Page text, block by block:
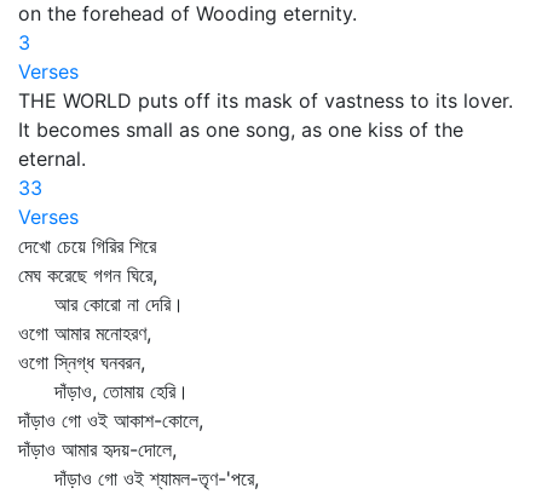
on the forehead of Wooding eternity.
3
Verses
THE WORLD puts off its mask of vastness to its lover.
It becomes small as one song, as one kiss of the
eternal.
33
Verses
দেখো চেয়ে গিরির শিরে
মেঘ করেছে গগন ঘিরে,
আর কোরো না দেরি।
ওগো আমার মনোহরণ,
ওগো স্নিগ্ধ ঘনবরন,
দাঁড়াও, তোমায় হেরি।
দাঁড়াও গো ওই আকাশ-কোলে,
দাঁড়াও আমার হৃদয়-দোলে,
দাঁড়াও গো ওই শ্যামল-তৃণ-'পরে,